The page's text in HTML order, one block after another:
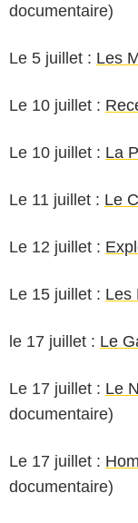
documentaire)
Le 5 juillet : Les
Le 10 juillet :
Le 10 juillet : La
Le 11 juillet : Le
Le 12 juillet :
Le 15 juillet : Les
le 17 juillet : Le
Le 17 juillet : Le
documentaire)
Le 17 juillet :
documentaire)